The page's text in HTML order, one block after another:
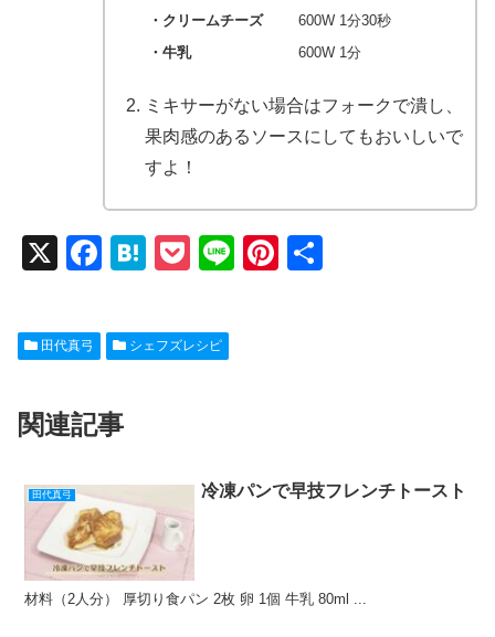
クリームチーズ
600W 1分30秒
牛乳
600W 1分
ミキサーがない場合はフォークで潰し、
果肉感のあるソースにしてもおいしいで
すよ！
X
F
c
e
o
k
H
e
n
P
ck
et
Li
Pi
田代真弓 シェフズレシピ
関連記事
田代真弓 冷凍パンで早技フレンチトースト
材料（2人分） 厚切り食パン 2枚 卵 1個 牛乳 80ml ...